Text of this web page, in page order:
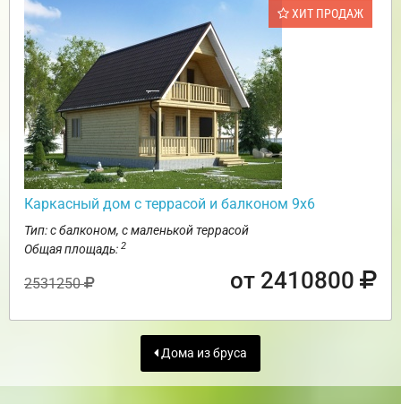
ХИТ ПРОДАЖ
Каркасный дом с террасой и балконом 9х6
Тип: с балконом, с маленькой террасой
Общая площадь: 2
2531250 от 2410800
Дома из бруса